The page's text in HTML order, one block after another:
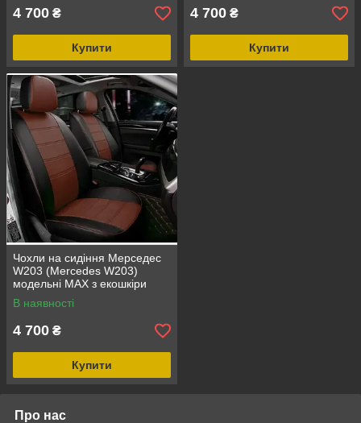
4 700 ₴
Купити
4 700 ₴
Купити
Чохли на сидіння Мерседес
W203 (Mercedes W203)
модельні MAX з екошкіри
Чорно-коричневий
В наявності
4 700 ₴
Купити
Про нас